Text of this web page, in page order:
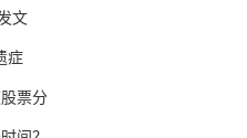
文
症
票分